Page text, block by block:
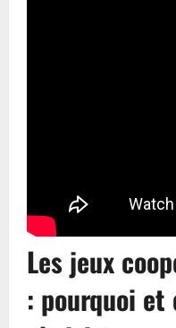
Les jeux
: pourquoi